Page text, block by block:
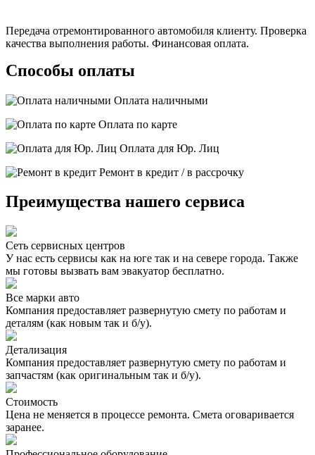
Передача отремонтированного автомобиля клиенту. Проверка
качества выполнения работы. Финансовая оплата.
Способы оплаты
Оплата наличными
Оплата по карте
Оплата для Юр. Лиц
Ремонт в кредит / в рассрочку
Преимущества нашего сервиса
Сеть сервисных центров
У нас есть сервисы как на юге так и на севере города. Также
мы готовы вызвать вам эвакуатор бесплатно.
Все марки авто
Компания предоставляет развернутую смету по работам и
деталям (как новым так и б/у).
Детализация
Компания предоставляет развернутую смету по работам и
запчастям (как оригинальным так и б/у).
Стоимость
Цена не меняется в процессе ремонта. Смета оговаривается
заранее.